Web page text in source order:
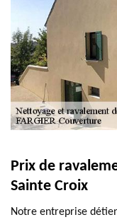
Prix de
Sainte Croix
Notre entreprise